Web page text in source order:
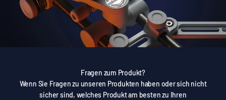
Fragen zum Produkt?
Wenn Sie Fragen zu unseren Produkten haben oder sich nicht
sicher sind, welches Produkt am besten zu Ihren